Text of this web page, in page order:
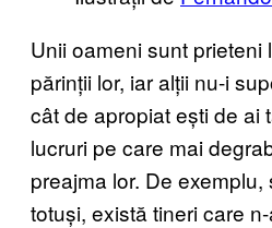
Unii oameni sunt prieteni
părinții lor, iar alții nu-i
cât de apropiat ești de ai
lucruri pe care mai
preajma lor. De
totuși, există tineri care